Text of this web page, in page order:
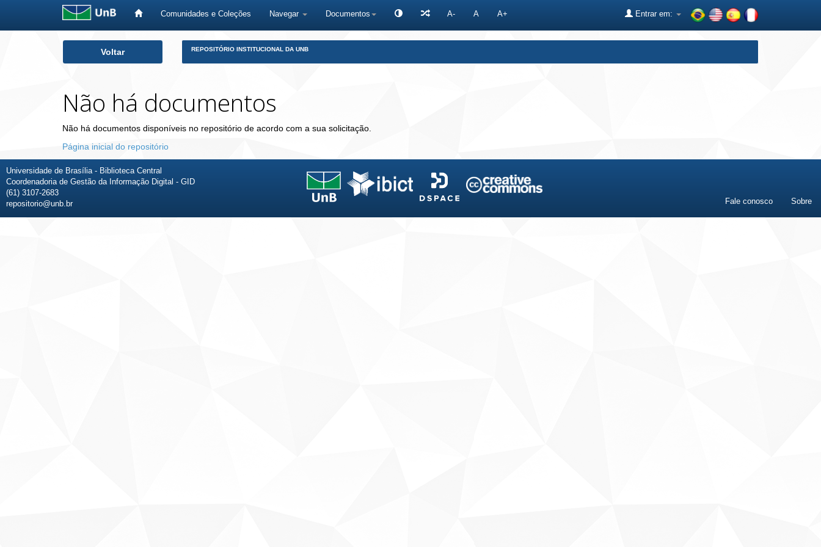
Comunidades e Coleções Navegar Documentos A- A A+ Entrar em:
Voltar REPOSITÓRIO INSTITUCIONAL DA UNB
Não há documentos
Não há documentos disponíveis no repositório de acordo com a sua solicitação.
Página inicial do repositório
Universidade de Brasília - Biblioteca Central
Coordenadoria de Gestão da Informação Digital - GID
(61) 3107-2683
repositorio@unb.br
Fale conosco Sobre